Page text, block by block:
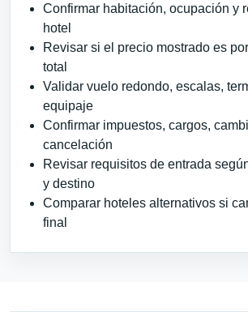
Confirmar habitación, ocupación y
hotel
Revisar si el precio mostrado es
total
Validar vuelo redondo, escalas,
equipaje
Confirmar impuestos, cargos,
cancelación
Revisar requisitos de entrada
y destino
Comparar hoteles alternativos si
final